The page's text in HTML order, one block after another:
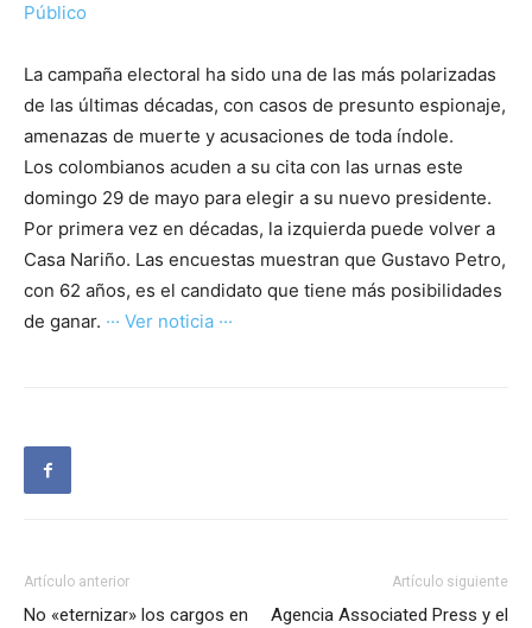
Público
La campaña electoral ha sido una de las más polarizadas
de las últimas décadas, con casos de presunto espionaje,
amenazas de muerte y acusaciones de toda índole.
Los colombianos acuden a su cita con las urnas este
domingo 29 de mayo para elegir a su nuevo presidente.
Por primera vez en décadas, la izquierda puede volver a
Casa Nariño. Las encuestas muestran que Gustavo Petro,
con 62 años, es el candidato que tiene más posibilidades
de ganar. ··· Ver noticia ···
Artículo anterior
No «eternizar» los cargos en
Artículo siguiente
Agencia Associated Press y el